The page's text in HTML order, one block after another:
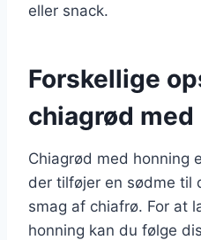
eller snack.
Forskellige
chiagrød med
Chiagrød med honning
der tilføjer en sødme til
smag af chiafrø. For at
honning kan du følge